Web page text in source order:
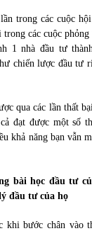
trong các cuộc
các cuộc
1 nhà đầu tư
chiến lược đầu tư
qua các lần thất
đạt được một số
khả năng bạn vẫn
bài học đầu tư
đầu tư của họ
khi bước chân vào